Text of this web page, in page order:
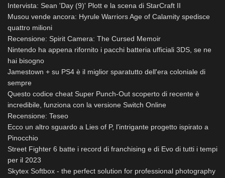
Intervista: Sean 'Day (9)' Plott e la scena di StarCraft II
Musou vende ancora: Hyrule Warriors Age of Calamity spedisce
quattro milioni
Recensione: Spirit Camera: The Cursed Memoir
Nintendo ha appena rifornito i pacchi batteria ufficiali 3DS, se ne
hai bisogno
Jamestown + su PS4 è il miglior sparatutto dell'era coloniale di
sempre
Questo codice cheat Super Punch-Out scoperto di recente è
incredibile, funziona con la versione Switch Online
Recensione: Teseo
Ecco un altro sguardo a Lies of P, l'intrigante progetto ispirato a
Pinocchio
Street Fighter 6 batte i record di franchising e di Evo di tutti i tempi
per il 2023
Skytex Softbox - the perfect solution for professional photography